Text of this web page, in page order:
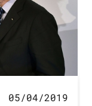
05/04/2019